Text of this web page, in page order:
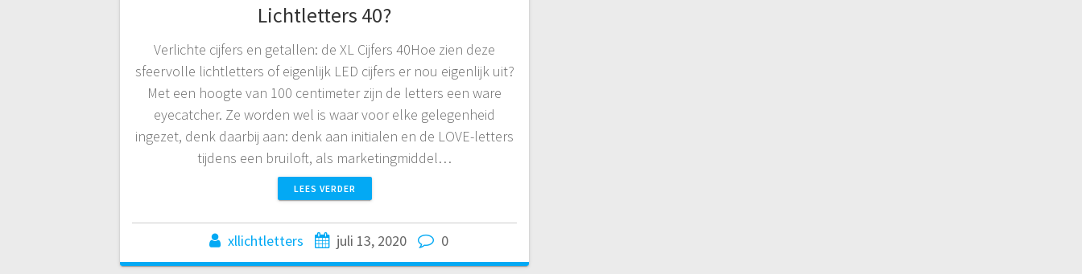
Lichtletters 40?
Verlichte cijfers en getallen: de XL Cijfers 40Hoe zien deze
sfeervolle lichtletters of eigenlijk LED cijfers er nou eigenlijk uit?
Met een hoogte van 100 centimeter zijn de letters een ware
eyecatcher. Ze worden wel is waar voor elke gelegenheid
ingezet, denk daarbij aan: denk aan initialen en de LOVE-letters
tijdens een bruiloft, als marketingmiddel…
LEES VERDER
xllichtletters juli 13, 2020 0